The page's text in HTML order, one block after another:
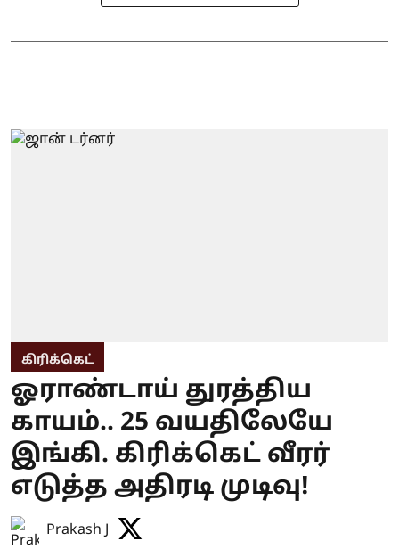
கிரிக்கெட்
ஓராண்டாய் துரத்திய
காயம்.. 25 வயதிலேயே
இங்கி. கிரிக்கெட் வீரர்
எடுத்த அதிரடி முடிவு!
Prakash J